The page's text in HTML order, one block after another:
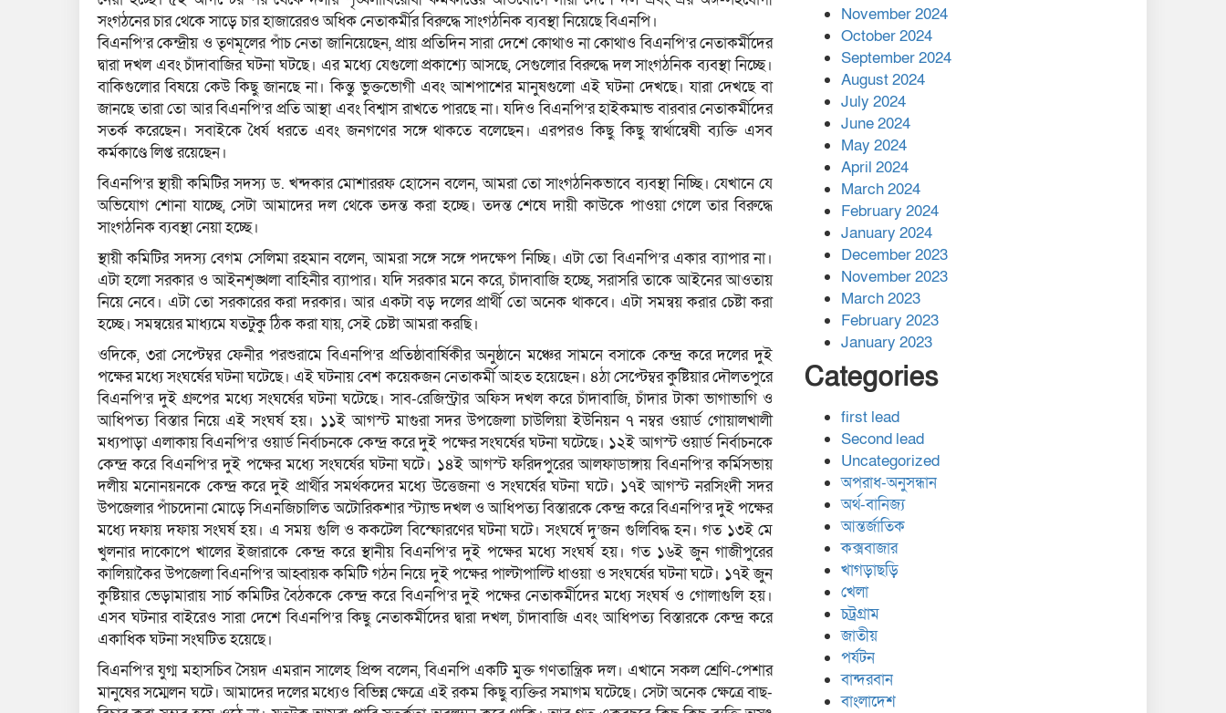
সংগঠনের চার থেকে সাড়ে চার হাজারেরও অধিক নেতাকর্মীর বিরুদ্ধে সাংগঠনিক ব্যবস্থা নিয়েছে বিএনপি।
বিএনপি’র কেন্দ্রীয় ও তৃণমূলের পাঁচ নেতা জানিয়েছেন, প্রায় প্রতিদিন সারা দেশে কোথাও না কোথাও বিএনপি’র নেতাকর্মীদের
দ্বারা দখল এবং চাঁদাবাজির ঘটনা ঘটছে। এর মধ্যে যেগুলো প্রকাশ্যে আসছে, সেগুলোর বিরুদ্ধে দল সাংগঠনিক ব্যবস্থা নিচ্ছে।
বাকিগুলোর বিষয়ে কেউ কিছু জানছে না। কিন্তু ভুক্তভোগী এবং আশপাশের মানুষগুলো এই ঘটনা দেখছে। যারা দেখছে বা
জানছে তারা তো আর বিএনপি’র প্রতি আস্থা এবং বিশ্বাস রাখতে পারছে না। যদিও বিএনপি’র হাইকমান্ড বারবার নেতাকর্মীদের
সতর্ক করেছেন। সবাইকে ধৈর্য ধরতে এবং জনগণের সঙ্গে থাকতে বলেছেন। এরপরও কিছু কিছু স্বার্থান্বেষী ব্যক্তি এসব
কর্মকাণ্ডে লিপ্ত রয়েছেন।
বিএনপি’র স্থায়ী কমিটির সদস্য ড. খন্দকার মোশাররফ হোসেন বলেন, আমরা তো সাংগঠনিকভাবে ব্যবস্থা নিচ্ছি। যেখানে যে
অভিযোগ শোনা যাচ্ছে, সেটা আমাদের দল থেকে তদন্ত করা হচ্ছে। তদন্ত শেষে দায়ী কাউকে পাওয়া গেলে তার বিরুদ্ধে
সাংগঠনিক ব্যবস্থা নেয়া হচ্ছে।
স্থায়ী কমিটির সদস্য বেগম সেলিমা রহমান বলেন, আমরা সঙ্গে সঙ্গে পদক্ষেপ নিচ্ছি। এটা তো বিএনপি’র একার ব্যাপার না।
এটা হলো সরকার ও আইনশৃঙ্খলা বাহিনীর ব্যাপার। যদি সরকার মনে করে, চাঁদাবাজি হচ্ছে, সরাসরি তাকে আইনের আওতায়
নিয়ে নেবে। এটা তো সরকারের করা দরকার। আর একটা বড় দলের প্রার্থী তো অনেক থাকবে। এটা সমন্বয় করার চেষ্টা করা
হচ্ছে। সমন্বয়ের মাধ্যমে যতটুকু ঠিক করা যায়, সেই চেষ্টা আমরা করছি।
ওদিকে, ৩রা সেপ্টেম্বর ফেনীর পরশুরামে বিএনপি’র প্রতিষ্ঠাবার্ষিকীর অনুষ্ঠানে মঞ্চের সামনে বসাকে কেন্দ্র করে দলের দুই
পক্ষের মধ্যে সংঘর্ষের ঘটনা ঘটেছে। এই ঘটনায় বেশ কয়েকজন নেতাকর্মী আহত হয়েছেন। ৪ঠা সেপ্টেম্বর কুষ্টিয়ার দৌলতপুরে
বিএনপি’র দুই গ্রুপের মধ্যে সংঘর্ষের ঘটনা ঘটেছে। সাব-রেজিস্ট্রার অফিস দখল করে চাঁদাবাজি, চাঁদার টাকা ভাগাভাগি ও
আধিপত্য বিস্তার নিয়ে এই সংঘর্ষ হয়। ১১ই আগস্ট মাগুরা সদর উপজেলা চাউলিয়া ইউনিয়ন ৭ নম্বর ওয়ার্ড গোয়ালখালী
মধ্যপাড়া এলাকায় বিএনপি’র ওয়ার্ড নির্বাচনকে কেন্দ্র করে দুই পক্ষের সংঘর্ষের ঘটনা ঘটেছে। ১২ই আগস্ট ওয়ার্ড নির্বাচনকে
কেন্দ্র করে বিএনপি’র দুই পক্ষের মধ্যে সংঘর্ষের ঘটনা ঘটে। ১৪ই আগস্ট ফরিদপুরের আলফাডাঙ্গায় বিএনপি’র কর্মিসভায়
দলীয় মনোনয়নকে কেন্দ্র করে দুই প্রার্থীর সমর্থকদের মধ্যে উত্তেজনা ও সংঘর্ষের ঘটনা ঘটে। ১৭ই আগস্ট নরসিংদী সদর
উপজেলার পাঁচদোনা মোড়ে সিএনজিচালিত অটোরিকশার স্ট্যান্ড দখল ও আধিপত্য বিস্তারকে কেন্দ্র করে বিএনপি’র দুই পক্ষের
মধ্যে দফায় দফায় সংঘর্ষ হয়। এ সময় গুলি ও ককটেল বিস্ফোরণের ঘটনা ঘটে। সংঘর্ষে দু’জন গুলিবিদ্ধ হন। গত ১৩ই মে
খুলনার দাকোপে খালের ইজারাকে কেন্দ্র করে স্থানীয় বিএনপি’র দুই পক্ষের মধ্যে সংঘর্ষ হয়। গত ১৬ই জুন গাজীপুরের
কালিয়াকৈর উপজেলা বিএনপি’র আহ্বায়ক কমিটি গঠন নিয়ে দুই পক্ষের পাল্টাপাল্টি ধাওয়া ও সংঘর্ষের ঘটনা ঘটে। ১৭ই জুন
কুষ্টিয়ার ভেড়ামারায় সার্চ কমিটির বৈঠককে কেন্দ্র করে বিএনপি’র দুই পক্ষের নেতাকর্মীদের মধ্যে সংঘর্ষ ও গোলাগুলি হয়।
এসব ঘটনার বাইরেও সারা দেশে বিএনপি’র কিছু নেতাকর্মীদের দ্বারা দখল, চাঁদাবাজি এবং আধিপত্য বিস্তারকে কেন্দ্র করে
একাধিক ঘটনা সংঘটিত হয়েছে।
বিএনপি’র যুগ্ম মহাসচিব সৈয়দ এমরান সালেহ প্রিন্স বলেন, বিএনপি একটি মুক্ত গণতান্ত্রিক দল। এখানে সকল শ্রেণি-পেশার
মানুষের সম্মেলন ঘটে। আমাদের দলের মধ্যেও বিভিন্ন ক্ষেত্রে এই রকম কিছু ব্যক্তির সমাগম ঘটেছে। সেটা অনেক ক্ষেত্রে বাছ-
বান্দরবানে বন্যায় ক্ষতিগ্রস্তদের
মাঝে সহায়তা দিলেন সাচিং প্রু
জেরী
November 2024
October 2024
September 2024
August 2024
July 2024
June 2024
May 2024
April 2024
March 2024
February 2024
January 2024
December 2023
November 2023
March 2023
February 2023
January 2023
Categories
first lead
Second lead
Uncategorized
অপরাধ-অনুসন্ধান
অর্থ-বানিজ্য
আন্তর্জাতিক
কক্সবাজার
খাগড়াছড়ি
খেলা
চট্রগ্রাম
জাতীয়
পর্যটন
বান্দরবান
বাংলাদেশ